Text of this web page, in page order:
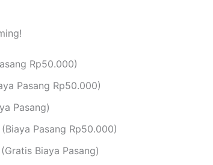
Rp50.000)
Pasang Rp50.000)
Pasang)
Pasang Rp50.000)
Biaya Pasang)